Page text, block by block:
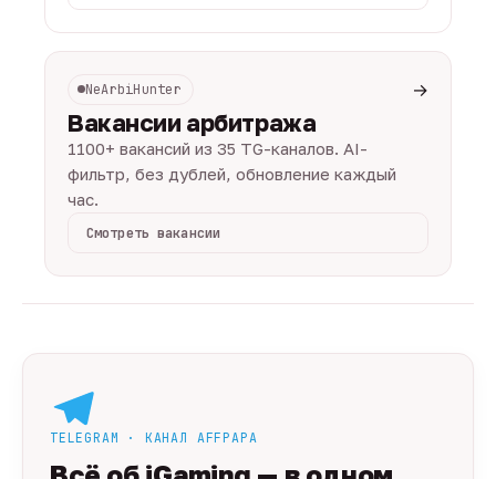
NeArbiHunter →
Вакансии арбитража
1100+ вакансий из 35 TG-каналов. AI-
фильтр, без дублей, обновление каждый
час.
Смотреть вакансии
TELEGRAM · КАНАЛ AFFPAPA